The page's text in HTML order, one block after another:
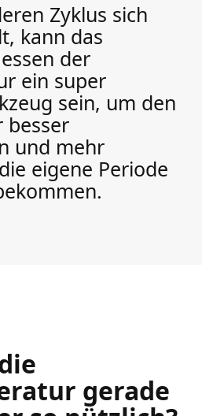
Zyklus sich
kann das
der
ein super
sein, um den
besser
und mehr
eigene Periode
gerade